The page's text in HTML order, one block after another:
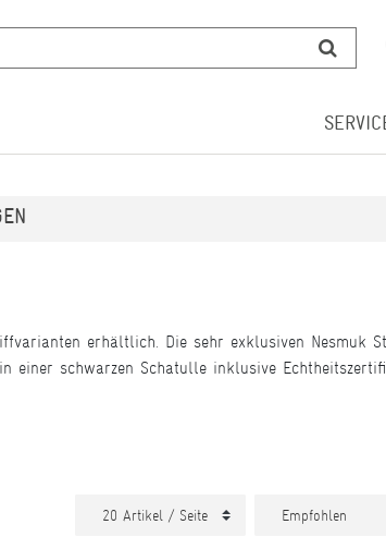
erhältlich. Die sehr exklusiven Nesmuk
einer schwarzen Schatulle inklusive